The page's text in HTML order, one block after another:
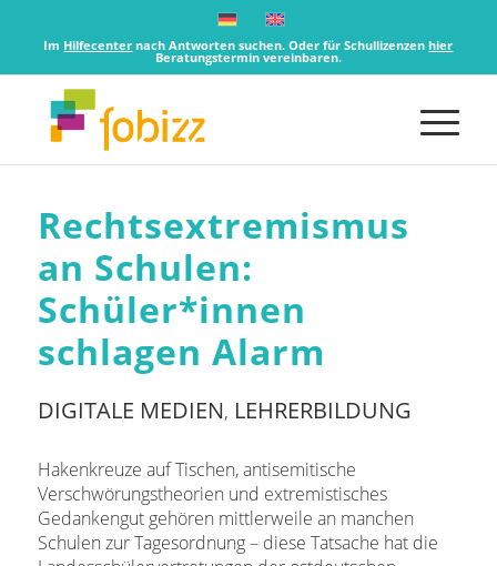
Im Hilfecenter nach Antworten suchen. Oder für Schullizenzenhier
Beratungstermin vereinbaren.
Rechtsextremismus
an Schulen:
Schüler*innen
schlagen Alarm
DIGITALE MEDIEN, LEHRERBILDUNG
Hakenkreuze auf Tischen, antisemitische
Verschwörungstheorien und extremistisches
Gedankengut gehören mittlerweile an manchen
Schulen zur Tagesordnung – diese Tatsache hat die